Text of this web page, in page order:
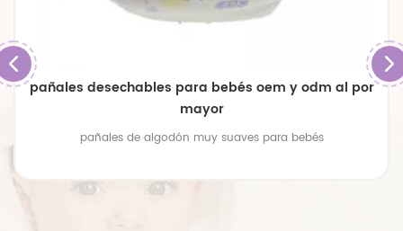
pañales desechables para bebés oem y odm al por
mayor
pañales de algodón muy suaves para bebés